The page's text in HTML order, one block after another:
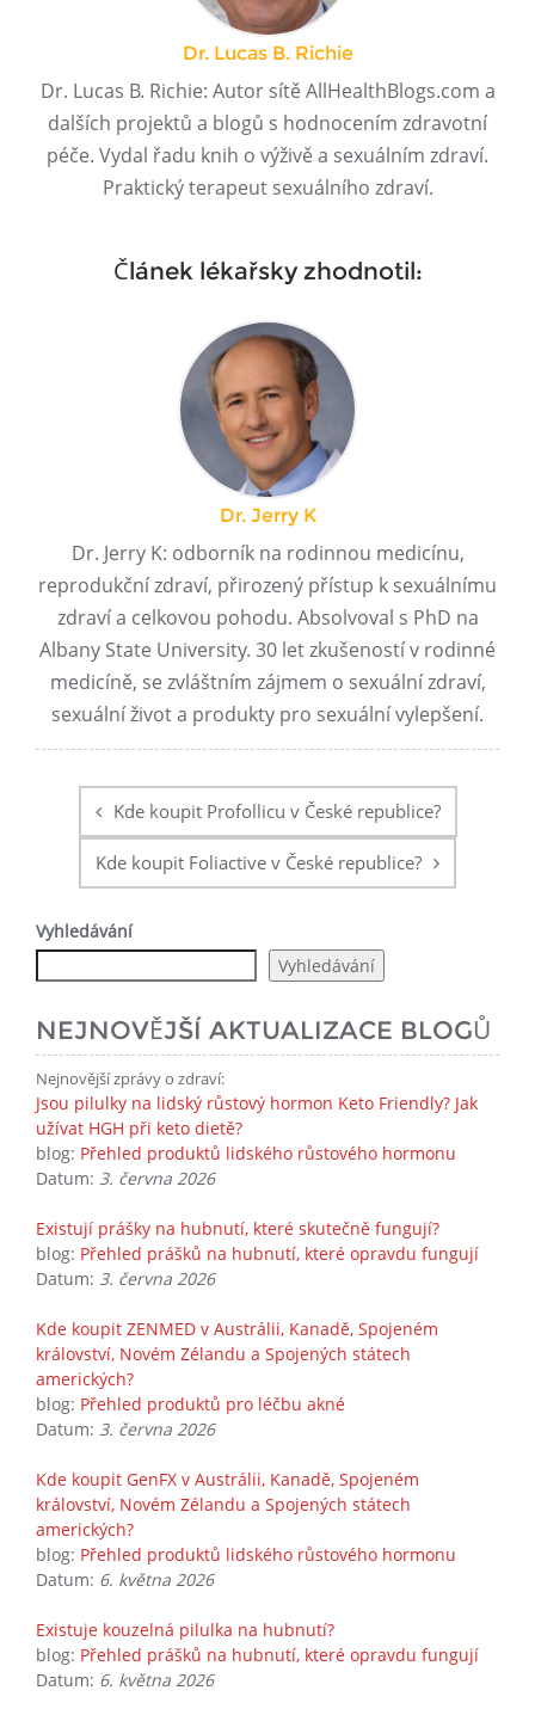
Dr. Lucas B. Richie
Dr. Lucas B. Richie: Autor sítě AllHealthBlogs.com a
dalších projektů a blogů s hodnocením zdravotní
péče. Vydal řadu knih o výživě a sexuálním zdraví.
Praktický terapeut sexuálního zdraví.
Článek lékařsky zhodnotil:
Dr. Jerry K
Dr. Jerry K: odborník na rodinnou medicínu,
reprodukční zdraví, přirozený přístup k sexuálnímu
zdraví a celkovou pohodu. Absolvoval s PhD na
Albany State University. 30 let zkušeností v rodinné
medicíně, se zvláštním zájmem o sexuální zdraví,
sexuální život a produkty pro sexuální vylepšení.
příspěvkuKde koupit Profollicu v České republice?
Kde koupit Foliactive v České republice?
Vyhledávání
Vyhledávání
NEJNOVĚJŠÍ AKTUALIZACE BLOGŮ
Nejnovější zprávy o zdraví:
Jsou pilulky na lidský růstový hormon Keto Friendly? Jak
užívat HGH při keto dietě?
blog: Přehled produktů lidského růstového hormonu
Datum: 3. června 2026
Existují prášky na hubnutí, které skutečně fungují?
blog: Přehled prášků na hubnutí, které opravdu fungují
Datum: 3. června 2026
Kde koupit ZENMED v Austrálii, Kanadě, Spojeném
království, Novém Zélandu a Spojených státech
amerických?
blog: Přehled produktů pro léčbu akné
Datum: 3. června 2026
Kde koupit GenFX v Austrálii, Kanadě, Spojeném
království, Novém Zélandu a Spojených státech
amerických?
blog: Přehled produktů lidského růstového hormonu
Datum: 6. května 2026
Existuje kouzelná pilulka na hubnutí?
blog: Přehled prášků na hubnutí, které opravdu fungují
Datum: 6. května 2026